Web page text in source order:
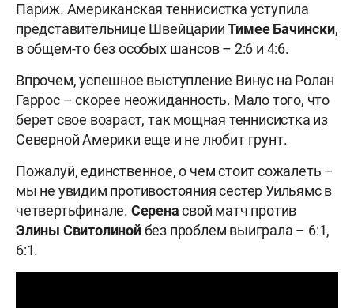
Париж. Американская теннисистка уступила
представительнице ШвейцарииТимее Бачински,
в общем-то без особых шансов – 2:6 и 4:6.
Впрочем, успешное выступление Винус на Ролан
Гаррос – скорее неожиданность. Мало того, что
берет свое возраст, так мощная теннисистка из
Северной Америки еще и не любит грунт.
Пожалуй, единственное, о чем стоит сожалеть –
мы не увидим противостояния сестер Уильямс в
четвертьфинале. Серенасвой матч против
Элины Свитолинойбез проблем выиграла – 6:1,
6:1.